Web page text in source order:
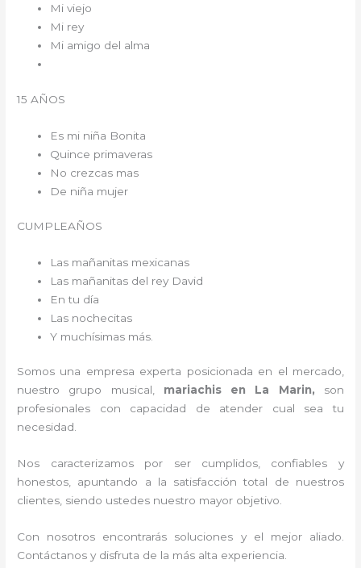
Mi viejo
Mi rey
Mi amigo del alma
15 AÑOS
Es mi niña Bonita
Quince primaveras
No crezcas mas
De niña mujer
CUMPLEAÑOS
Las mañanitas mexicanas
Las mañanitas del rey David
En tu día
Las nochecitas
Y muchísimas más.
Somos una empresa experta posicionada en el mercado,
nuestro grupo musical, mariachis en La Marin, son
profesionales con capacidad de atender cual sea tu
necesidad.
Nos caracterizamos por ser cumplidos, confiables y
honestos, apuntando a la satisfacción total de nuestros
clientes, siendo ustedes nuestro mayor objetivo.
Con nosotros encontrarás soluciones y el mejor aliado.
Contáctanos y disfruta de la más alta experiencia.